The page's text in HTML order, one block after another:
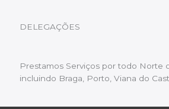
DELEGAÇÕES
Prestamos Serviços por todo Norte
incluindo Braga, Porto, Viana do